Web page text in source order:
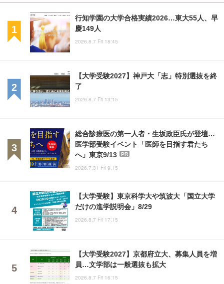
行知学園の大学合格実績2026…東大55人、早
慶149人
2026.8.7 Fri 18:45
【大学受験2027】神戸大「志」特別選抜を終
了
2026.8.7 Fri 13:15
総合診療医の第一人者・生坂政臣氏が登壇…
医学部受験イベント「医師を目指す君たち
へ」東京9/13
PR
2026.7.31 Fri 9:15
【大学受験】東京科学大や筑波大「国立大学
だけの進学説明会」8/29
2026.8.7 Fri 17:15
【大学受験2027】京都府立大、募集人員を増
員…文学部は一般選抜も拡大
2026.8.7 Fri 16:15